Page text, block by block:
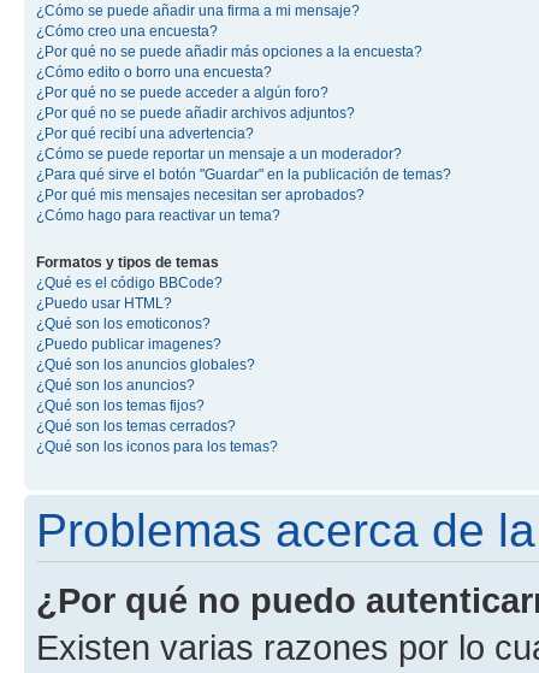
¿Cómo se puede añadir una firma a mi mensaje?
¿Cómo creo una encuesta?
¿Por qué no se puede añadir más opciones a la encuesta?
¿Cómo edito o borro una encuesta?
¿Por qué no se puede acceder a algún foro?
¿Por qué no se puede añadir archivos adjuntos?
¿Por qué recibí una advertencia?
¿Cómo se puede reportar un mensaje a un moderador?
¿Para qué sirve el botón "Guardar" en la publicación de temas?
¿Por qué mis mensajes necesitan ser aprobados?
¿Cómo hago para reactivar un tema?
Formatos y tipos de temas
¿Qué es el código BBCode?
¿Puedo usar HTML?
¿Qué son los emoticonos?
¿Puedo publicar imagenes?
¿Qué son los anuncios globales?
¿Qué son los anuncios?
¿Qué son los temas fijos?
¿Qué son los temas cerrados?
¿Qué son los iconos para los temas?
Problemas acerca de
¿Por qué no puedo
Existen varias razones por lo